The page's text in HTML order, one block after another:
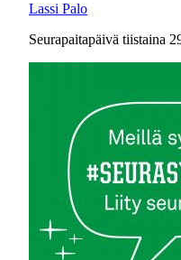
Lassi Palo
Seurapaitapäivä tiistaina